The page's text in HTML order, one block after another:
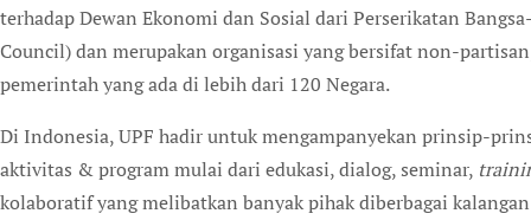
terhadap Dewan Ekonomi dan Sosial dari Perserikatan
Council) dan merupakan organisasi yang bersifat non-
pemerintah yang ada di lebih dari 120 Negara.
Di Indonesia, UPF hadir untuk mengampanyekan prinsip-
aktivitas & program mulai dari edukasi, dialog, seminar,
kolaboratif yang melibatkan banyak pihak diberbagai